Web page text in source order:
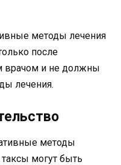
методы лечения
после
врачом и не должны
лечения.
методы
могут быть